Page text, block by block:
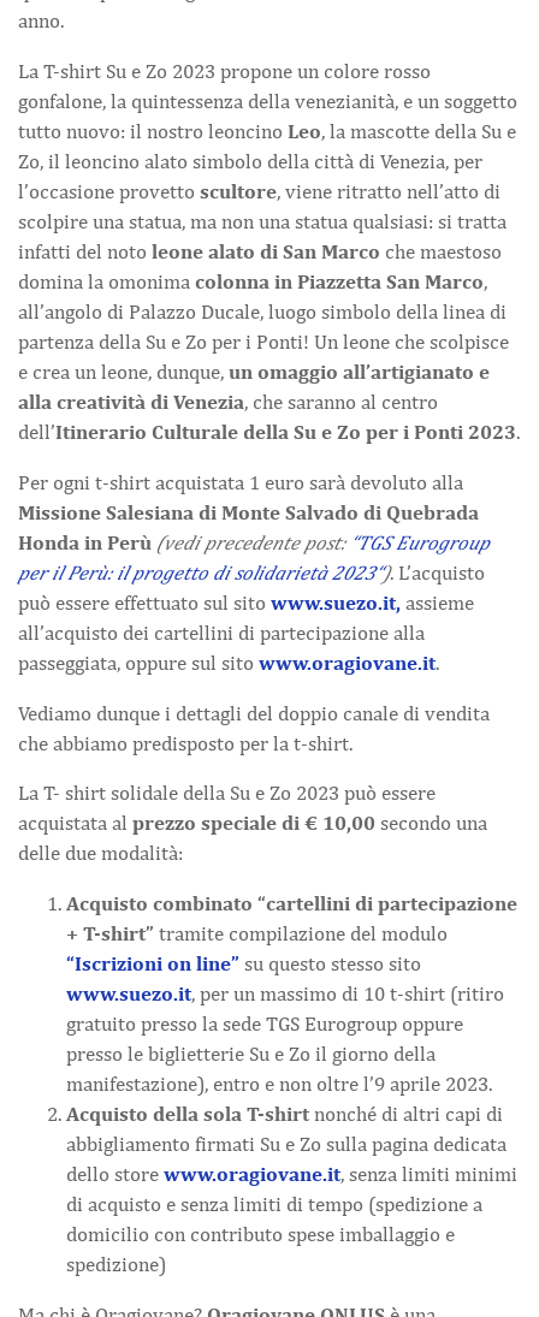
anno.
La T-shirt Su e Zo 2023 propone un colore rosso
gonfalone, la quintessenza della venezianità, e un soggetto
tutto nuovo: il nostro leoncino Leo, la mascotte della Su e
Zo, il leoncino alato simbolo della città di Venezia, per
l’occasione provetto scultore, viene ritratto nell’atto di
scolpire una statua, ma non una statua qualsiasi: si tratta
infatti del noto leone alato di San Marco che maestoso
domina la omonima colonna in Piazzetta San Marco,
all’angolo di Palazzo Ducale, luogo simbolo della linea di
partenza della Su e Zo per i Ponti! Un leone che scolpisce
e crea un leone, dunque, un omaggio all’artigianato e
alla creatività di Venezia, che saranno al centro
dell’Itinerario Culturale della Su e Zo per i Ponti 2023.
Per ogni t-shirt acquistata 1 euro sarà devoluto alla
Missione Salesiana di Monte Salvado di Quebrada
Honda in Perù (vedi precedente post: “TGS Eurogroup
per il Perù: il progetto di solidarietà 2023“). L’acquisto
può essere effettuato sul sito www.suezo.it, assieme
all’acquisto dei cartellini di partecipazione alla
passeggiata, oppure sul sito www.oragiovane.it.
Vediamo dunque i dettagli del doppio canale di vendita
che abbiamo predisposto per la t-shirt.
La T- shirt solidale della Su e Zo 2023 può essere
acquistata al prezzo speciale di € 10,00 secondo una
delle due modalità:
Acquisto combinato “cartellini di partecipazione
+ T-shirt” tramite compilazione del modulo
“Iscrizioni on line” su questo stesso sito
www.suezo.it, per un massimo di 10 t-shirt (ritiro
gratuito presso la sede TGS Eurogroup oppure
presso le biglietterie Su e Zo il giorno della
manifestazione), entro e non oltre l’9 aprile 2023.
Acquisto della sola T-shirtnonché di altri capi di
abbigliamento firmati Su e Zo sulla pagina dedicata
dello store www.oragiovane.it, senza limiti minimi
di acquisto e senza limiti di tempo (spedizione a
domicilio con contributo spese imballaggio e
spedizione)